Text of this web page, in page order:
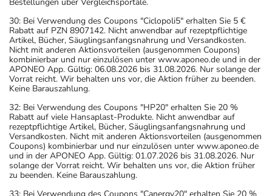
30: Bei Verwendung des Coupons "Ciclopoli5" erhalten Sie 5 €
Rabatt auf PZN 8907142. Nicht anwendbar auf rezeptpflichtige
Artikel, Bücher, Säuglingsanfangsnahrung und Versandkosten.
Nicht mit anderen Aktionsvorteilen (ausgenommen Coupons)
kombinierbar und nur einzulösen unter www.aponeo.de und in der
APONEO App. Gültig: 06.08.2026 bis 31.08.2026. Nur solange der
Vorrat reicht. Wir behalten uns vor, die Aktion früher zu beenden.
Keine Barauszahlung.
32: Bei Verwendung des Coupons "HP20" erhalten Sie 20 %
Rabatt auf viele Hansaplast-Produkte. Nicht anwendbar auf
rezeptpflichtige Artikel, Bücher, Säuglingsanfangsnahrung und
Versandkosten. Nicht mit anderen Aktionsvorteilen (ausgenommen
Coupons) kombinierbar und nur einzulösen unter www.aponeo.de
und in der APONEO App. Gültig: 01.07.2026 bis 31.08.2026. Nur
solange der Vorrat reicht. Wir behalten uns vor, die Aktion früher
zu beenden. Keine Barauszahlung.